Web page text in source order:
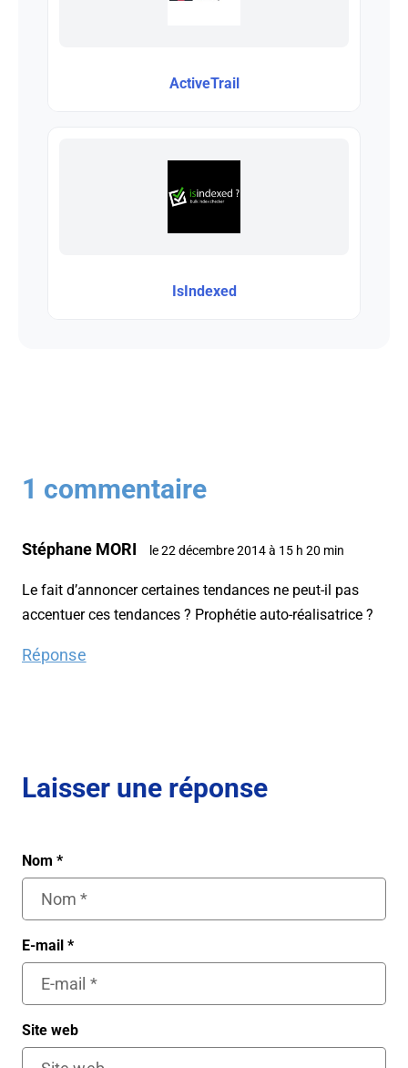
ActiveTrail
IsIndexed
1 commentaire
Stéphane MORI le 22 décembre 2014 à 15 h 20 min
Le fait d’annoncer certaines tendances ne peut-il pas
accentuer ces tendances ? Prophétie auto-réalisatrice ?
Réponse
Laisser une réponse
Nom *
E-mail *
Site web